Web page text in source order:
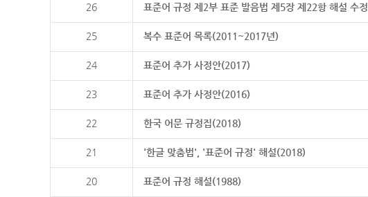
26 표준어 규정 제2부 표준 발음법 제5장 제22항 해설 수정
25 복수 표준어 목록(2011~2017년)
24 표준어 추가 사정안(2017)
23 표준어 추가 사정안(2016)
22 한국 어문 규정집(2018)
21 '한글 맞춤법', '표준어 규정' 해설(2018)
20 표준어 규정 해설(1988)